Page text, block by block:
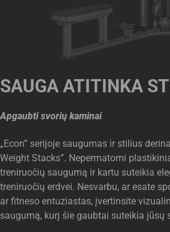
SAUGA ATITINKA
Apgaubti svorių kaminai
„Econ” serijoje saugumas ir stilius
Weight Stacks”. Nepermatomi
treniruočių saugumą ir kartu suteikia
treniruočių erdvei. Nesvarbu, ar esate
ar fitneso entuziastas, įvertinsite
saugumą, kurį šie gaubtai suteikia jūsų